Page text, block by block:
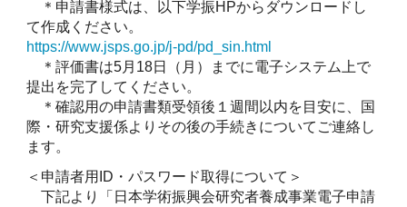
＊申請書様式は、以下学振HPからダウンロードし
て作成ください。
https://www.jsps.go.jp/j-pd/pd_sin.html
＊評価書は5月18日（月）までに電子システム上で
提出を完了してください。
＊確認用の申請書類受領後１週間以内を目安に、国
際・研究支援係よりその後の手続きについてご連絡し
ます。
＜申請者用ID・パスワード取得について＞
下記より「日本学術振興会研究者養成事業電子申請